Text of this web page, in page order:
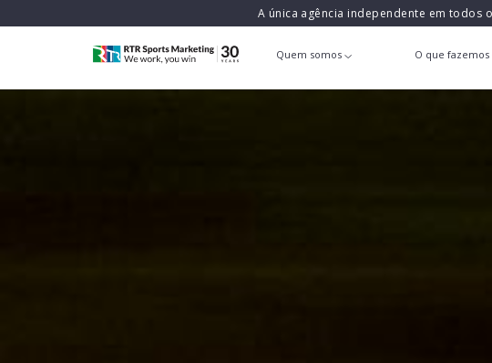
A única agência independente em
Quem somos O que fazemos